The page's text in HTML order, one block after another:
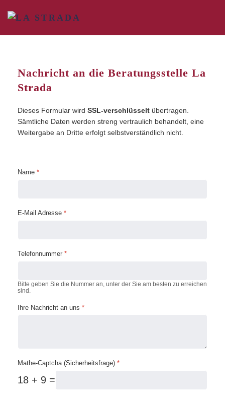
Nachricht an die Beratungsstelle La
Strada
Dieses Formular wird SSL-verschlüsselt übertragen.
Sämtliche Daten werden streng vertraulich behandelt, eine
Weitergabe an Dritte erfolgt selbstverständlich nicht.
Name *
E-Mail Adresse *
Telefonnummer *
Bitte geben Sie die Nummer an, unter der Sie am besten zu erreichen
sind.
Ihre Nachricht an uns *
Mathe-Captcha (Sicherheitsfrage) *
18 + 9 =